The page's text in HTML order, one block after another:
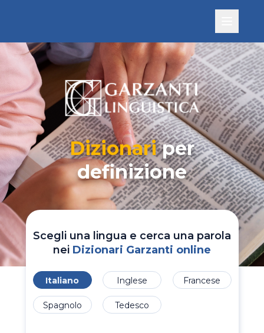
Dizionariper
definizione
Scegli una lingua e cerca una parola
nei Dizionari Garzanti online
Italiano Inglese Francese
Spagnolo Tedesco